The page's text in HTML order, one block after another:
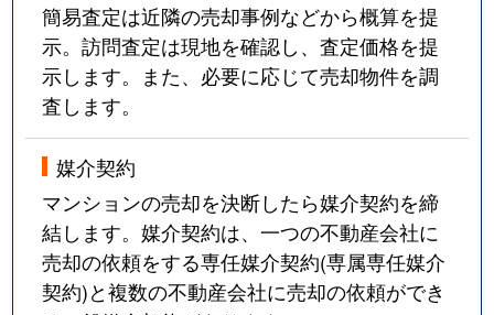
簡易査定は近隣の売却事例などから概算を提
示。訪問査定は現地を確認し、査定価格を提
示します。また、必要に応じて売却物件を調
査します。
媒介契約
マンションの売却を決断したら媒介契約を締
結します。媒介契約は、一つの不動産会社に
売却の依頼をする専任媒介契約(専属専任媒介
契約)と複数の不動産会社に売却の依頼ができ